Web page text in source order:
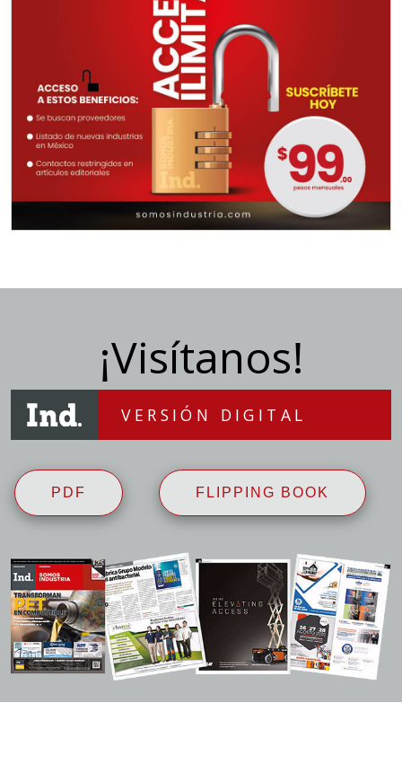
¡Visítanos!
VERSIÓN DIGITAL
PDF FLIPPING BOOK